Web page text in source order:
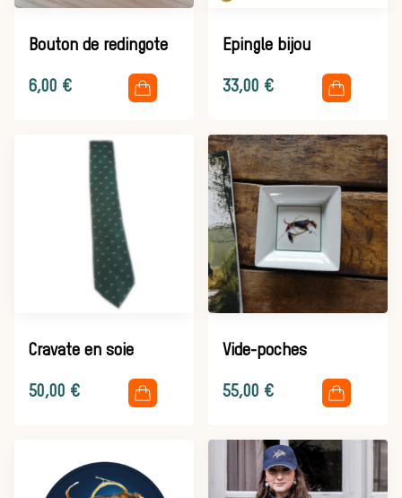
Histoire de la
chasse à
courre
Patrimoine
Équipages
Bouton de redingote
.
6,00 €
Epingle bijou
.
33,00 €
Cravate en soie
.
50,00 €
Vide-poches
.
55,00 €